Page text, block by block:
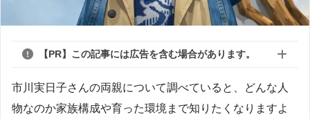
【PR】この記事には広告を含む場合があります。
市川実日子さんの両親について調べていると、どんな人
物なのか家族構成や育った環境まで知りたくなりますよ